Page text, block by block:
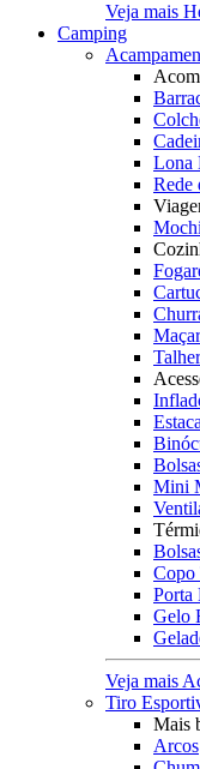
Veja mais
Camping
Lona
Rede
Mini
Copo
Porta
Gelo
Veja mais
Tiro
Mais
Arcos